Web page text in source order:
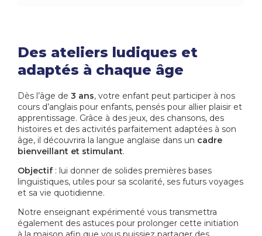
Des ateliers ludiques et
adaptés à chaque âge
Dès l’âge de 3 ans, votre enfant peut participer à nos
cours d’anglais pour enfants, pensés pour allier plaisir et
apprentissage. Grâce à des jeux, des chansons, des
histoires et des activités parfaitement adaptées à son
âge, il découvrira la langue anglaise dans un cadre
bienveillant et stimulant.
Objectif: lui donner de solides premières bases
linguistiques, utiles pour sa scolarité, ses futurs voyages
et sa vie quotidienne.
Notre enseignant expérimenté vous transmettra
également des astuces pour prolonger cette initiation